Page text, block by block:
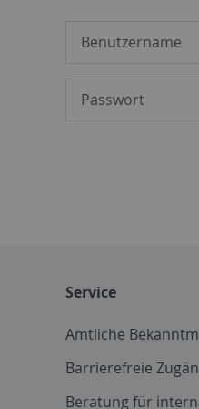
Service
Amtliche
Barrierefreie
Beratung für